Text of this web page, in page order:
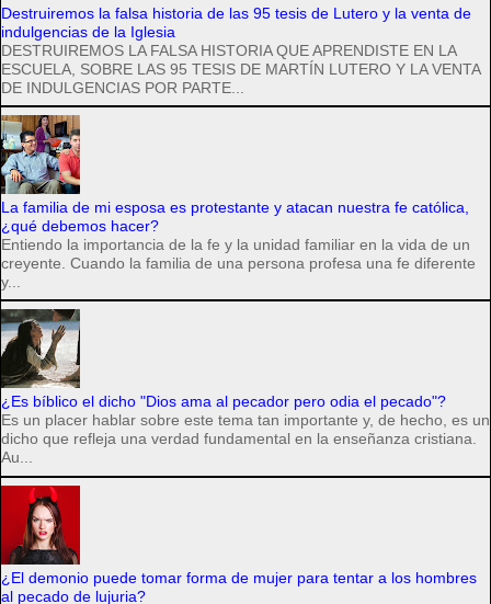
Destruiremos la falsa historia de las 95 tesis de Lutero y la venta de
indulgencias de la Iglesia
DESTRUIREMOS LA FALSA HISTORIA QUE APRENDISTE EN LA
ESCUELA, SOBRE LAS 95 TESIS DE MARTÍN LUTERO Y LA VENTA
DE INDULGENCIAS POR PARTE...
La familia de mi esposa es protestante y atacan nuestra fe católica,
¿qué debemos hacer?
Entiendo la importancia de la fe y la unidad familiar en la vida de un
creyente. Cuando la familia de una persona profesa una fe diferente
y...
¿Es bíblico el dicho "Dios ama al pecador pero odia el pecado"?
Es un placer hablar sobre este tema tan importante y, de hecho, es un
dicho que refleja una verdad fundamental en la enseñanza cristiana.
Au...
¿El demonio puede tomar forma de mujer para tentar a los hombres
al pecado de lujuria?